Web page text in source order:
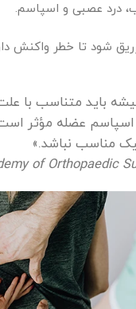
درد عصبی و اسپاسم.
شود تا خطر واکنش
باید متناسب با
اسپاسم عضله مؤثر
مناسب نباشد.»